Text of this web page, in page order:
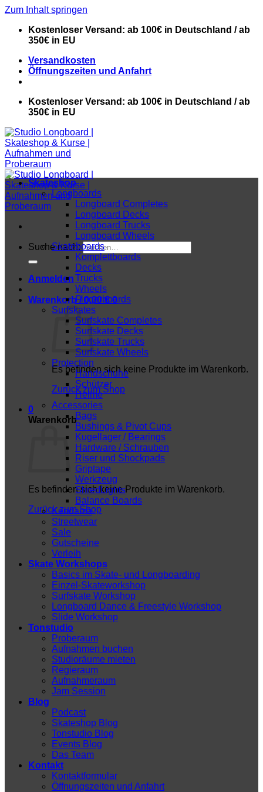
Zum Inhalt springen
Kostenloser Versand: ab 100€ in Deutschland / ab
350€ in EU
Versandkosten
Öffnungszeiten und Anfahrt
Kostenloser Versand: ab 100€ in Deutschland / ab
350€ in EU
Suche nach:
Anmelden
Warenkorb /0,00€ 0
Es befinden sich keine Produkte im Warenkorb.
Zurück zum Shop
0
Warenkorb
Es befinden sich keine Produkte im Warenkorb.
Zurück zum Shop
Skateshop
Longboards
Longboard Completes
Longboard Decks
Longboard Trucks
Longboard Wheels
Skateboards
Komplettboards
Decks
Trucks
Wheels
Fingerboards
Surfskates
Surfskate Completes
Surfskate Decks
Surfskate Trucks
Surfskate Wheels
Protection
Handschuhe
Schützer
Helme
Accessories
Bags
Bushings & Pivot Cups
Kugellager / Bearings
Hardware / Schrauben
Riser und Shockpads
Griptape
Werkzeug
ShredLights
Balance Boards
Kendama
Streetwear
Sale
Gutscheine
Verleih
Skate Workshops
Basics im Skate- und Longboarding
Einzel-Skateworkshop
Surfskate Workshop
Longboard Dance & Freestyle Workshop
Slide Workshop
Tonstudio
Proberaum
Aufnahmen buchen
Studioräume mieten
Regieraum
Aufnahmeraum
Jam Session
Blog
Podcast
Skateshop Blog
Tonstudio Blog
Events Blog
Das Team
Kontakt
Kontaktformular
Öffnungszeiten und Anfahrt